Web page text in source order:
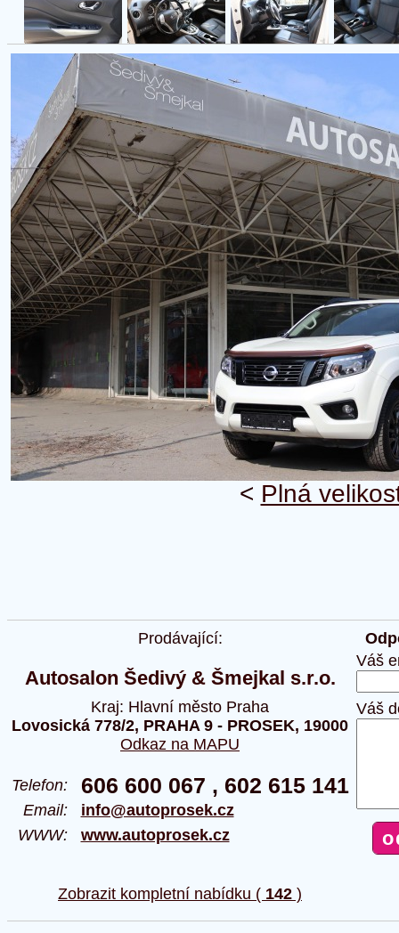
< Plná
Prodávající:
Autosalon Šedivý & Šmejkal s.r.o.
Kraj: Hlavní město Praha
Lovosická 778/2, PRAHA 9 - PROSEK, 19000
Odkaz na MAPU
Telefon: 606 600 067 , 602 615 141
Email: info@autoprosek.cz
WWW: www.autoprosek.cz
Zobrazit kompletní nabídku ( 142 )
Váš
Váš